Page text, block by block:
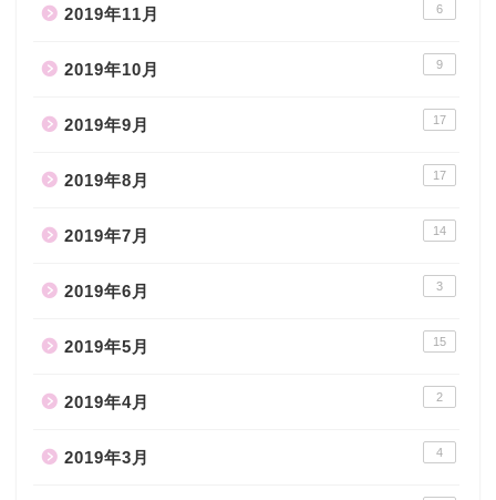
2019年11月 6
2019年10月 9
2019年9月 17
2019年8月 17
2019年7月 14
2019年6月 3
2019年5月 15
2019年4月 2
2019年3月 4